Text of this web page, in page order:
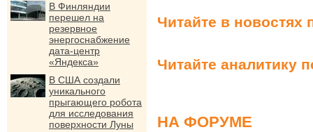
В Финляндии
перешел на
резервное
энергоснабжение
дата-центр
«Яндекса»
В США создали
уникального
прыгающего робота
для исследования
поверхности Луны
Читайте в новостях
Читайте аналитику
НА ФОРУМЕ